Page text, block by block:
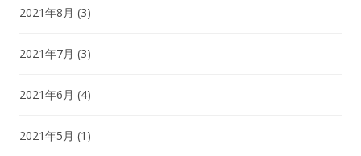
2021年8月 (3)
2021年7月 (3)
2021年6月 (4)
2021年5月 (1)